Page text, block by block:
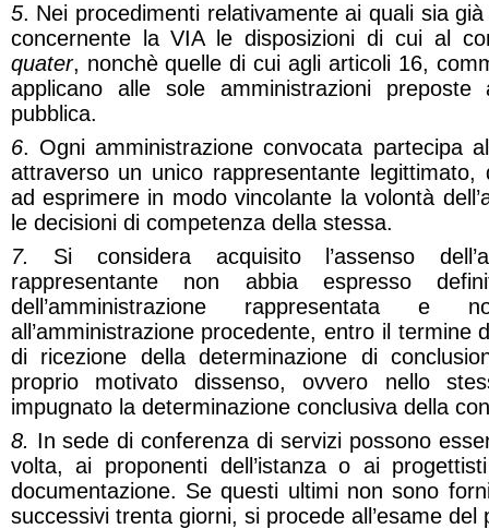
5. Nei procedimenti relativamente ai quali sia
concernente la VIA le disposizioni di cui al
quater, nonchè quelle di cui agli articoli 16,
applicano alle sole amministrazioni
pubblica.
6. Ogni amministrazione convocata partecipa
attraverso un unico rappresentante legittimato,
ad esprimere in modo vincolante la volontà
le decisioni di competenza della stessa.
7. Si considera acquisito l’assenso
rappresentante non abbia espresso
dell’amministrazione rappresentata e
all’amministrazione procedente, entro il termine
di ricezione della determinazione di
proprio motivato dissenso, ovvero nello
impugnato la determinazione conclusiva della
8. In sede di conferenza di servizi possono
volta, ai proponenti dell’istanza o ai
documentazione. Se questi ultimi non sono
successivi trenta giorni, si procede all’esame del